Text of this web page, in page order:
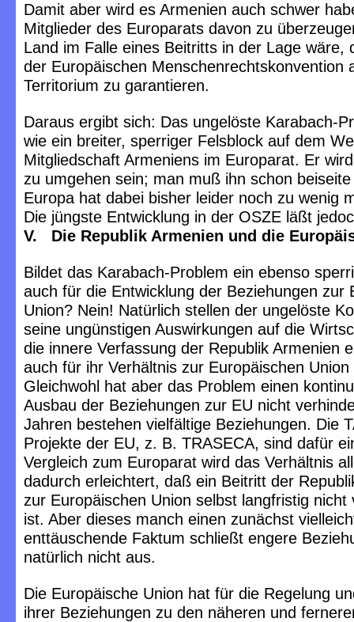
Damit aber wird es Armenien auch schwer
Mitglieder des Europarats davon zu
Land im Falle eines Beitritts in der Lage wäre,
der Europäischen Menschenrechtskonvention
Territorium zu garantieren.
Daraus ergibt sich: Das ungelöste Karabach-
wie ein breiter, sperriger Felsblock auf dem
Mitgliedschaft Armeniens im Europarat. Er
zu umgehen sein; man muß ihn schon
Europa hat dabei bisher leider noch zu wenig
Die jüngste Entwicklung in der OSZE läßt
V. Die Republik Armenien und die
Bildet das Karabach-Problem ein ebenso
auch für die Entwicklung der Beziehungen zur
Union? Nein! Natürlich stellen der ungelöste
seine ungünstigen Auswirkungen auf die
die innere Verfassung der Republik Armenien
auch für ihr Verhältnis zur Europäischen Union
Gleichwohl hat aber das Problem einen
Ausbau der Beziehungen zur EU nicht
Jahren bestehen vielfältige Beziehungen. Die
Projekte der EU, z. B. TRASECA, sind dafür
Vergleich zum Europarat wird das Verhältnis
dadurch erleichtert, daß ein Beitritt der
zur Europäischen Union selbst langfristig nicht
ist. Aber dieses manch einen zunächst
enttäuschende Faktum schließt engere
natürlich nicht aus.
Die Europäische Union hat für die Regelung
ihrer Beziehungen zu den näheren und